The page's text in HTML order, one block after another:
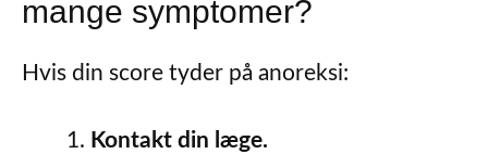
mange symptomer?
Hvis din score tyder på anoreksi:
Kontakt din læge.